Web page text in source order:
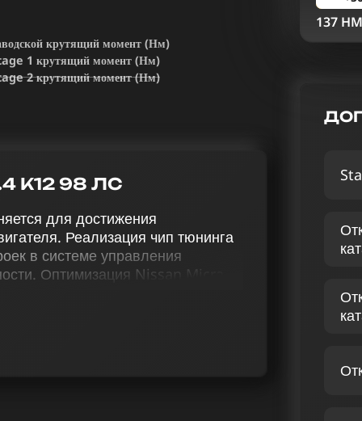
крутящий момент (Нм)
1 крутящий момент (Нм)
2 крутящий момент (Нм)
K12 98 ЛС
для достижения
Реализация чип тюнинга
в системе управления
Оптимизация Nissan Micra
чип тюнинг (stage 1 и stage 2),
EGR, активацию
и снятие ограничения
производительность и
137 HM